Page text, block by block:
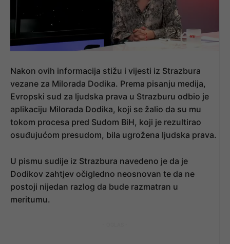
Nakon ovih informacija stižu i vijesti iz Strazbura
vezane za Milorada Dodika. Prema pisanju medija,
Evropski sud za ljudska prava u Strazburu odbio je
aplikaciju Milorada Dodika, koji se žalio da su mu
tokom procesa pred Sudom BiH, koji je rezultirao
osuđujućom presudom, bila ugrožena ljudska prava.
U pismu sudije iz Strazbura navedeno je da je
Dodikov zahtjev očigledno neosnovan te da ne
postoji nijedan razlog da bude razmatran u
meritumu.